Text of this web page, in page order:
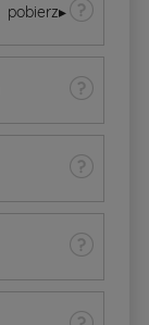
pobierz▸